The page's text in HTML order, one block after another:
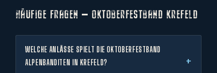
HÄUFIGE FRAGEN — OKTOBERFESTBAND KREFELD
WELCHE ANLÄSSE SPIELT DIE OKTOBERFESTBAND
ALPENBANDITEN IN KREFELD?